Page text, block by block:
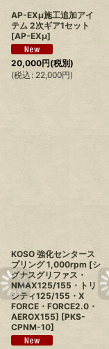
AP-EXµ施工追加アイ
テム 2次ギア1セット
[AP-EXµ]
20,000円(税別)
(税込 : 22,000円)
KOSO 強化センタース
プリング 1,000rpm [シ
グナスグリファス・
NMAX125/155・トリ
シティ125/155・X
FORCE・FORCE2.0・
AEROX155] [PKS-
CPNM-10]